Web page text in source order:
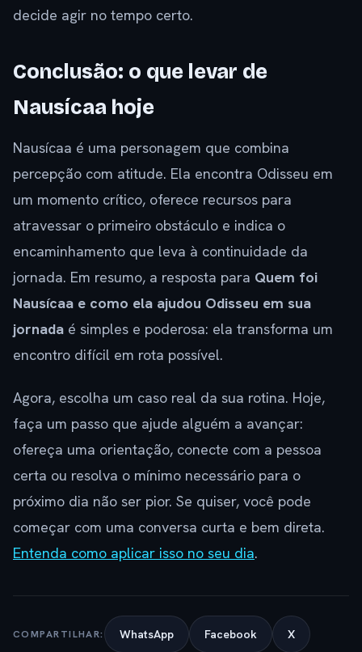
decide agir no tempo certo.
Conclusão: o que levar de
Nausícaa hoje
Nausícaa é uma personagem que combina
percepção com atitude. Ela encontra Odisseu em
um momento crítico, oferece recursos para
atravessar o primeiro obstáculo e indica o
encaminhamento que leva à continuidade da
jornada. Em resumo, a resposta para Quem foi
Nausícaa e como ela ajudou Odisseu em sua
jornada é simples e poderosa: ela transforma um
encontro difícil em rota possível.
Agora, escolha um caso real da sua rotina. Hoje,
faça um passo que ajude alguém a avançar:
ofereça uma orientação, conecte com a pessoa
certa ou resolva o mínimo necessário para o
próximo dia não ser pior. Se quiser, você pode
começar com uma conversa curta e bem direta.
Entenda como aplicar isso no seu dia.
COMPARTILHAR: WhatsApp Facebook X